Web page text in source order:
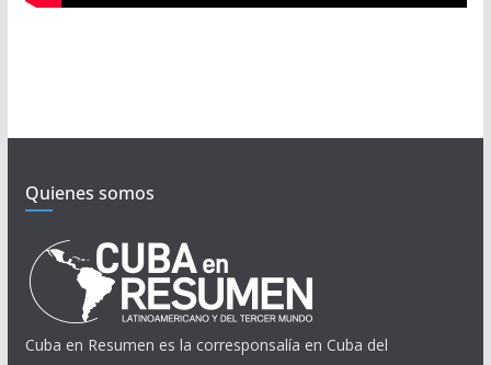
Quienes somos
Cuba en Resumen es la corresponsalía en Cuba del